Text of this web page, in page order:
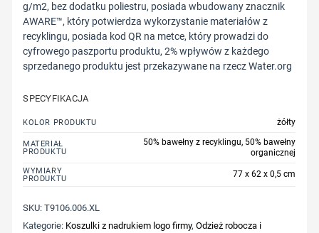
g/m2, bez dodatku poliestru, posiada wbudowany znacznik
AWARE™, który potwierdza wykorzystanie materiałów z
recyklingu, posiada kod QR na metce, który prowadzi do
cyfrowego paszportu produktu, 2% wpływów z każdego
sprzedanego produktu jest przekazywane na rzecz Water.org
SPECYFIKACJA
KOLOR PRODUKTU żółty
MATERIAŁ
PRODUKTU
50% bawełny z recyklingu, 50% bawełny
organicznej
WYMIARY
PRODUKTU
77 x 62 x 0,5 cm
SKU:T9106.006.XL
Kategorie: Koszulki z nadrukiem logo firmy,Odzież robocza i